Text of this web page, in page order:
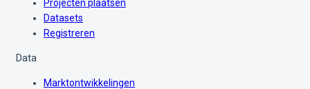
Projecten plaatsen
Datasets
Registreren
Data
Marktontwikkelingen